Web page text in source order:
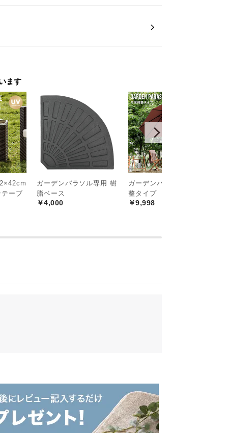
ホテルに佇むような気品。ラタン調テ
なるような高揚感すら与えてくれま
、オープンカフェのようなリラックス
みください。
ます
ーブ
ガーデンパラソル専用 樹
脂ベース
￥4,000
ガーデンパラソル 角度調
整タイプ
￥9,998